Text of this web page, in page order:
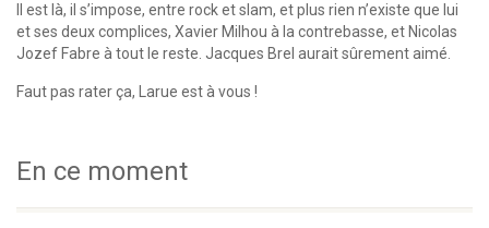
Il est là, il s’impose, entre rock et slam, et plus rien n’existe que lui
et ses deux complices, Xavier Milhou à la contrebasse, et Nicolas
Jozef Fabre à tout le reste. Jacques Brel aurait sûrement aimé.
Faut pas rater ça, Larue est à vous !
En ce moment